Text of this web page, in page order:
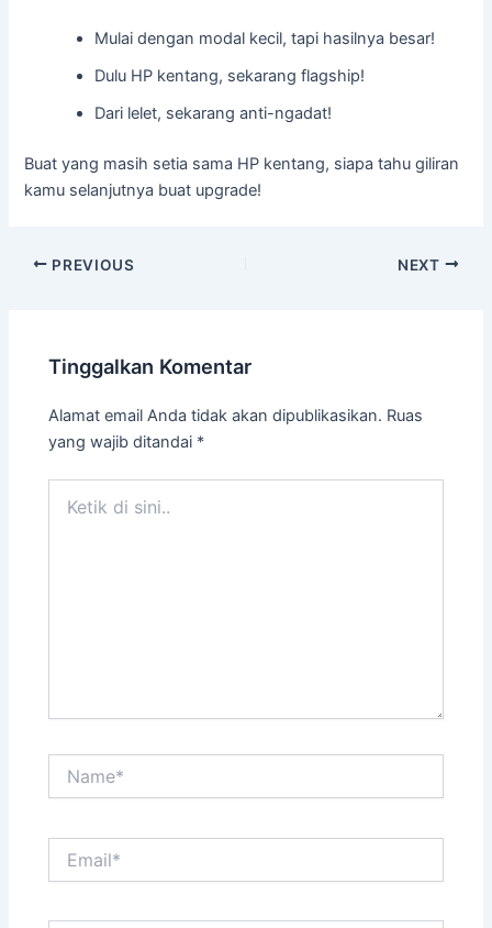
Mulai dengan modal kecil, tapi hasilnya besar!
Dulu HP kentang, sekarang flagship!
Dari lelet, sekarang anti-ngadat!
Buat yang masih setia sama HP kentang, siapa tahu giliran
kamu selanjutnya buat upgrade!
PREVIOUS NEXT
Tinggalkan Komentar
Alamat email Anda tidak akan dipublikasikan. Ruas
yang wajib ditandai *